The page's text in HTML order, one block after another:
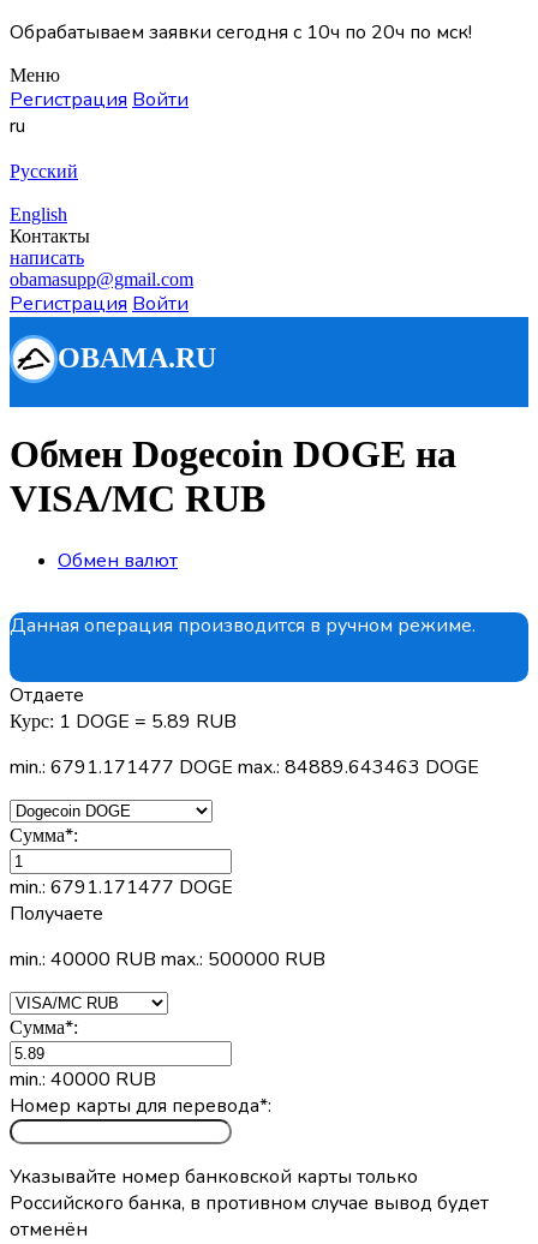
Обрабатываем заявки сегодня с 10ч по 20ч по мск!
Меню
Регистрация Войти
ru
Русский
English
Контакты
написать
obamasupp@gmail.com
Регистрация Войти
Обмен Dogecoin DOGE на
VISA/MC RUB
Обмен валют
Данная операция производится в ручном режиме.
Отдаете
Курс: 1 DOGE = 5.89 RUB
min.: 6791.171477 DOGE max.: 84889.643463 DOGE
Сумма*:
min.: 6791.171477 DOGE
Получаете
min.: 40000 RUB max.: 500000 RUB
Сумма*:
min.: 40000 RUB
Номер карты для перевода*:
Указывайте номер банковской карты только
Российского банка, в противном случае вывод будет
отменён